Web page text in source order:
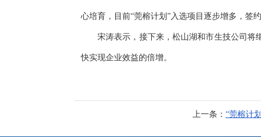
心培育，目前“莞榕计划”入选项目逐步增多，签约
宋涛表示，接下来，松山湖和市生技公司将
快实现企业效益的倍增。
上一条： “莞榕计